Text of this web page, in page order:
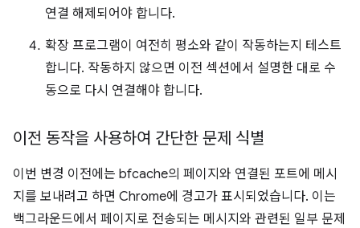
연결 해제되어야 합니다.
확장 프로그램이 여전히 평소와 같이 작동하는지 테스트
합니다. 작동하지 않으면 이전 섹션에서 설명한 대로 수
동으로 다시 연결해야 합니다.
이전 동작을 사용하여 간단한 문제 식별
이번 변경 이전에는 bfcache의 페이지와 연결된 포트에 메시
지를 보내려고 하면 Chrome에 경고가 표시되었습니다. 이는
백그라운드에서 페이지로 전송되는 메시지와 관련된 일부 문제